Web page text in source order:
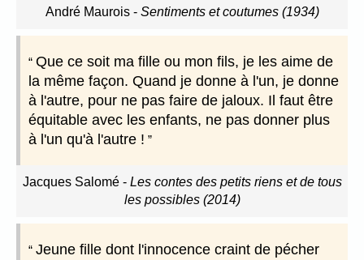
André Maurois- Sentiments et coutumes (1934)
Que ce soit ma fille ou mon fils, je les aime de
la même façon. Quand je donne à l'un, je donne
à l'autre, pour ne pas faire de jaloux. Il faut être
équitable avec les enfants, ne pas donner plus
à l'un qu'à l'autre !
Jacques Salomé- Les contes des petits riens et de tous
les possibles (2014)
Jeune fille dont l'innocence craint de pécher